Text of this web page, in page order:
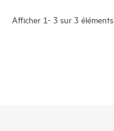
Afficher 1- 3 sur 3 éléments